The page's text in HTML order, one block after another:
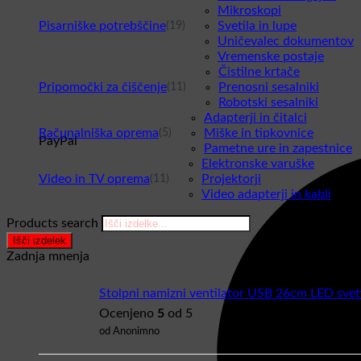
PayPal
Pisarniške potrebščine (19)
Mikroskopi
Svetila in lupe
Uničevalec dokumentov
Vremenske postaje
Pripomočki za čiščenje (11)
Čistilne krtače
Prenosni sesalniki
Robotski sesalniki
Računalniška oprema (5)
Adapterji in čitalci
Miške in tipkovnice
Pametne ure in zapestnice
Video in TV oprema (11)
Elektronske varuške
Projektorji
Video adapterji in kabli
Products search
Išči izdelek
Zadnja mnenja
Stolpni namizni ventilator USB 26cm LED
Ocenjeno 5 od 5
od Anonimno